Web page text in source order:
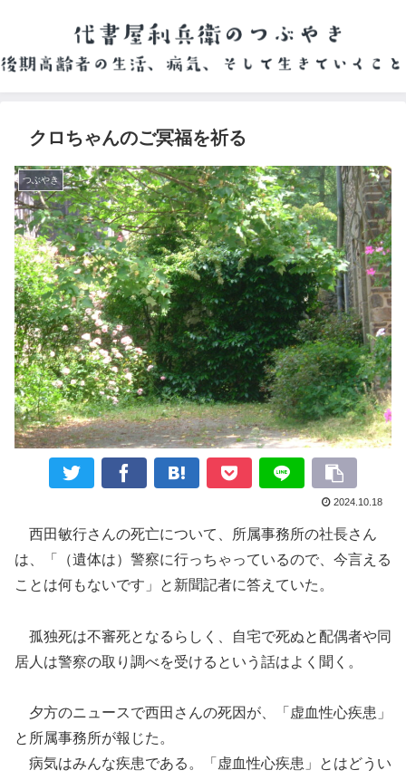
クロちゃんのご冥福を祈る
つぶやき
2024.10.18
西田敏行さんの死亡について、所属事務所の社長さん
は、「（遺体は）警察に行っちゃっているので、今言える
ことは何もないです」と新聞記者に答えていた。
孤独死は不審死となるらしく、自宅で死ぬと配偶者や同
居人は警察の取り調べを受けるという話はよく聞く。
夕方のニュースで西田さんの死因が、「虚血性心疾患」
と所属事務所が報じた。
病気はみんな疾患である。「虚血性心疾患」とはどうい